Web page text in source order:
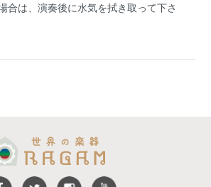
合は、演奏後に水気を拭き取って下さ